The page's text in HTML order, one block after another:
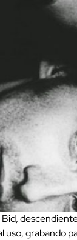
uso, grabando